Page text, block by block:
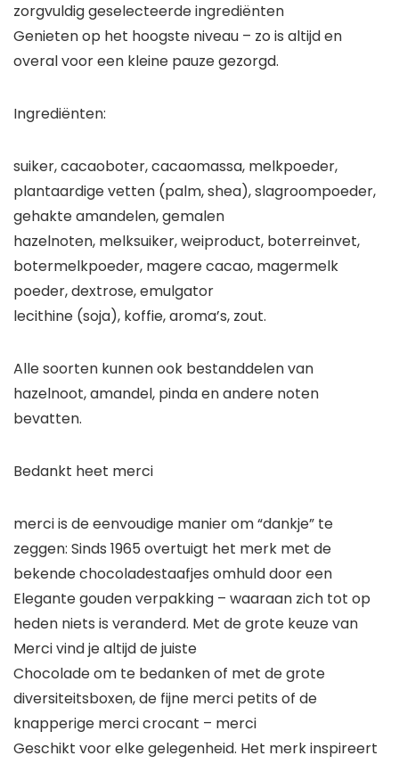
zorgvuldig geselecteerde ingrediënten
Genieten op het hoogste niveau – zo is altijd en
overal voor een kleine pauze gezorgd.
Ingrediënten:
suiker, cacaoboter, cacaomassa, melkpoeder,
plantaardige vetten (palm, shea), slagroompoeder,
gehakte amandelen, gemalen
hazelnoten, melksuiker, weiproduct, boterreinvet,
botermelkpoeder, magere cacao, magermelk
poeder, dextrose, emulgator
lecithine (soja), koffie, aroma’s, zout.
Alle soorten kunnen ook bestanddelen van
hazelnoot, amandel, pinda en andere noten
bevatten.
Bedankt heet merci
merci is de eenvoudige manier om “dankje” te
zeggen: Sinds 1965 overtuigt het merk met de
bekende chocoladestaafjes omhuld door een
Elegante gouden verpakking – waaraan zich tot op
heden niets is veranderd. Met de grote keuze van
Merci vind je altijd de juiste
Chocolade om te bedanken of met de grote
diversiteitsboxen, de fijne merci petits of de
knapperige merci crocant – merci
Geschikt voor elke gelegenheid. Het merk inspireert